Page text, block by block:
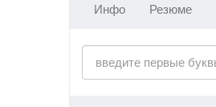
Инфо Резюме